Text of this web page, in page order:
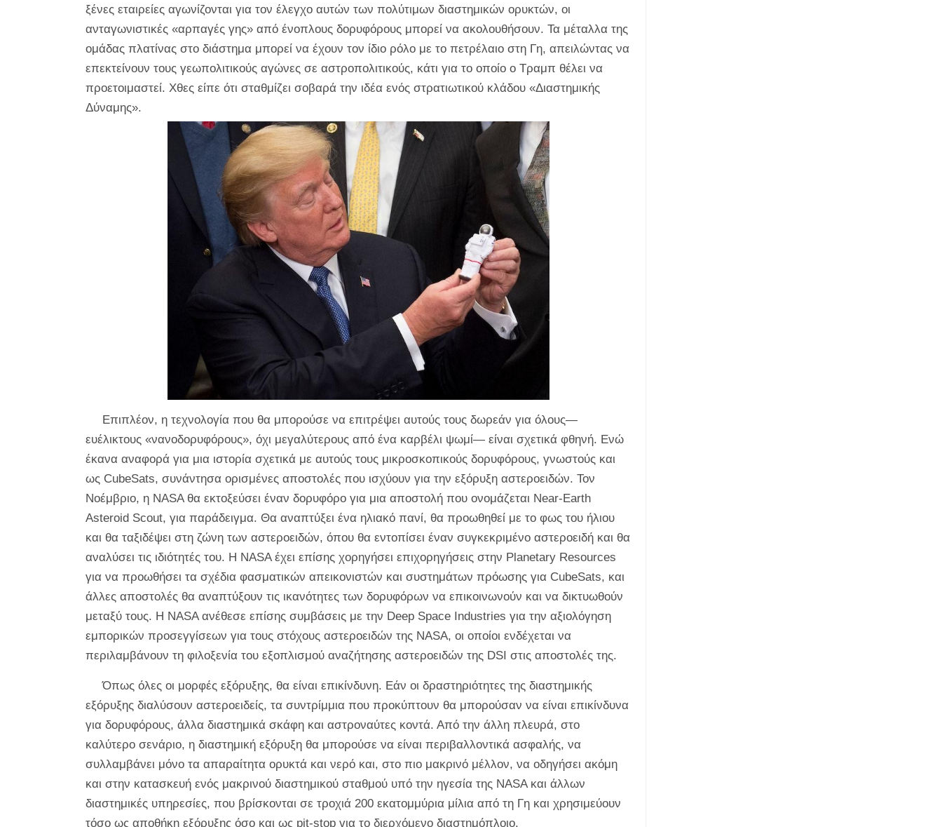
ξένες εταιρείες αγωνίζονται για τον έλεγχο αυτών των πολύτιμων διαστημικών ορυκτών, οι
ανταγωνιστικές «αρπαγές γης» από ένοπλους δορυφόρους μπορεί να ακολουθήσουν. Τα μέταλλα της
ομάδας πλατίνας στο διάστημα μπορεί να έχουν τον ίδιο ρόλο με το πετρέλαιο στη Γη, απειλώντας να
επεκτείνουν τους γεωπολιτικούς αγώνες σε αστροπολιτικούς, κάτι για το οποίο ο Τραμπ θέλει να
προετοιμαστεί. Χθες είπε ότι σταθμίζει σοβαρά την ιδέα ενός στρατιωτικού κλάδου «Διαστημικής
Δύναμης».
Επιπλέον, η τεχνολογία που θα μπορούσε να επιτρέψει αυτούς τους δωρεάν για όλους—
ευέλικτους «νανοδορυφόρους», όχι μεγαλύτερους από ένα καρβέλι ψωμί— είναι σχετικά φθηνή. Ενώ
έκανα αναφορά για μια ιστορία σχετικά με αυτούς τους μικροσκοπικούς δορυφόρους, γνωστούς και
ως CubeSats, συνάντησα ορισμένες αποστολές που ισχύουν για την εξόρυξη αστεροειδών. Τον
Νοέμβριο, η NASA θα εκτοξεύσει έναν δορυφόρο για μια αποστολή που ονομάζεται Near-Earth
Asteroid Scout, για παράδειγμα. Θα αναπτύξει ένα ηλιακό πανί, θα προωθηθεί με το φως του ήλιου
και θα ταξιδέψει στη ζώνη των αστεροειδών, όπου θα εντοπίσει έναν συγκεκριμένο αστεροειδή και θα
αναλύσει τις ιδιότητές του. Η NASA έχει επίσης χορηγήσει επιχορηγήσεις στην Planetary Resources
για να προωθήσει τα σχέδια φασματικών απεικονιστών και συστημάτων πρόωσης για CubeSats, και
άλλες αποστολές θα αναπτύξουν τις ικανότητες των δορυφόρων να επικοινωνούν και να δικτυωθούν
μεταξύ τους. Η NASA ανέθεσε επίσης συμβάσεις με την Deep Space Industries για την αξιολόγηση
εμπορικών προσεγγίσεων για τους στόχους αστεροειδών της NASA, οι οποίοι ενδέχεται να
περιλαμβάνουν τη φιλοξενία του εξοπλισμού αναζήτησης αστεροειδών της DSI στις αποστολές της.
Όπως όλες οι μορφές εξόρυξης, θα είναι επικίνδυνη. Εάν οι δραστηριότητες της διαστημικής
εξόρυξης διαλύσουν αστεροειδείς, τα συντρίμμια που προκύπτουν θα μπορούσαν να είναι επικίνδυνα
για δορυφόρους, άλλα διαστημικά σκάφη και αστροναύτες κοντά. Από την άλλη πλευρά, στο
καλύτερο σενάριο, η διαστημική εξόρυξη θα μπορούσε να είναι περιβαλλοντικά ασφαλής, να
συλλαμβάνει μόνο τα απαραίτητα ορυκτά και νερό και, στο πιο μακρινό μέλλον, να οδηγήσει ακόμη
και στην κατασκευή ενός μακρινού διαστημικού σταθμού υπό την ηγεσία της NASA και άλλων
διαστημικές υπηρεσίες, που βρίσκονται σε τροχιά 200 εκατομμύρια μίλια από τη Γη και χρησιμεύουν
τόσο ως αποθήκη εξόρυξης όσο και ως pit-stop για το διερχόμενο διαστημόπλοιο.